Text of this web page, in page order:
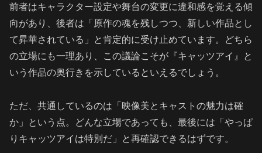
前者はキャラクター設定や舞台の変更に違和感を覚える傾
向があり、後者は「原作の魂を残しつつ、新しい作品とし
て昇華されている」と肯定的に受け止めています。どちら
の立場にも一理あり、この議論こそが『キャッツアイ』と
いう作品の奥行きを示しているといえるでしょう。
ただ、共通しているのは「映像美とキャストの魅力は確
か」という点。どんな立場であっても、最後には「やっぱ
りキャッツアイは特別だ」と再確認できるはずです。